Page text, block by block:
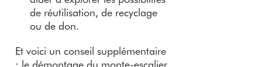
de réutilisation, de recyclage
ou de don.
Et voici un conseil supplémentaire
: le démontage du monte-escalier